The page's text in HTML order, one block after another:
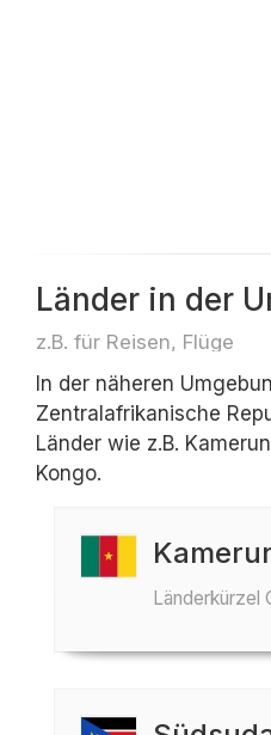
Länder in der
z.B. für Reisen, Flüge
In der näheren
Zentralafrikanische
Länder wie z.B.
Kongo.
Länderkürzel